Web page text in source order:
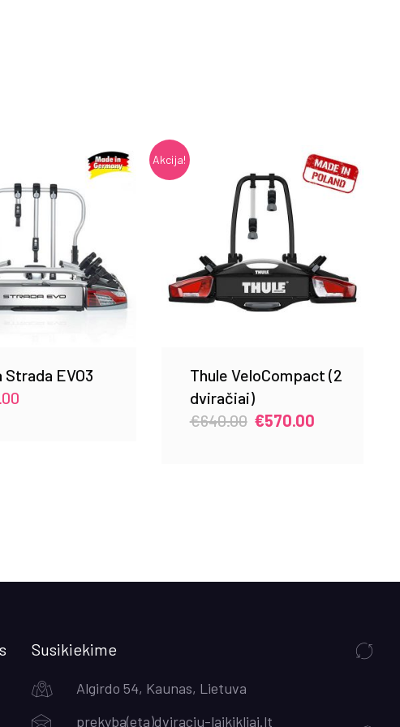
EVO3
Akcija!
Thule VeloCompact (2
dviračiai)
€640.00 Original
€570.00Current
Susikiekime
Algirdo 54, Kaunas, Lietuva
prekyba(eta)dviraciu-laikikliai.lt